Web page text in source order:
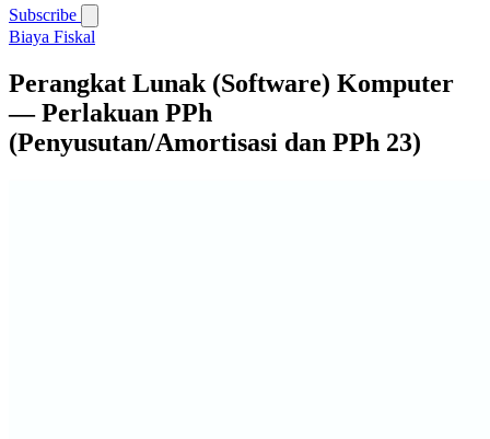
Subscribe
Biaya Fiskal
Perangkat Lunak (Software) Komputer
— Perlakuan PPh
(Penyusutan/Amortisasi dan PPh 23)